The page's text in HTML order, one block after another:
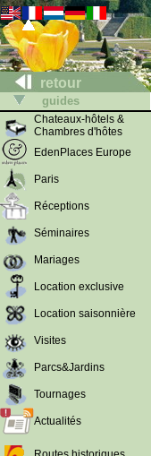
retour
guides
Chateaux-hôtels &
Chambres d'hôtes
EdenPlaces Europe
Paris
Réceptions
Séminaires
Mariages
Location exclusive
Location saisonnière
Visites
Parcs&Jardins
Tournages
Actualités